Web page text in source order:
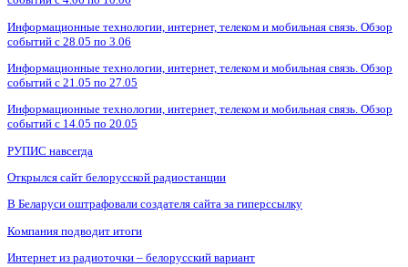
Информационные технологии, интернет, телеком и мобильная связь. Обзор
событий с 28.05 по 3.06
Информационные технологии, интернет, телеком и мобильная связь. Обзор
событий с 21.05 по 27.05
Информационные технологии, интернет, телеком и мобильная связь. Обзор
событий с 14.05 по 20.05
РУПИС навсегда
Открылся сайт белорусской радиостанции
В Беларуси оштрафовали создателя сайта за гиперссылку
Компания подводит итоги
Интернет из радиоточки – белорусский вариант